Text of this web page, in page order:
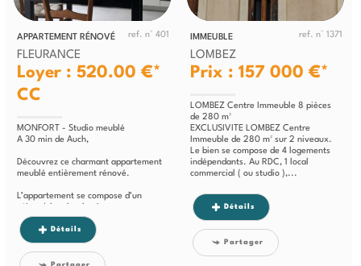
APPARTEMENT RÉNOVÉ ref. n° 401
FLEURANCE
Loyer : 520.00 €*
CC
MONFORT - Studio meublé
A 30 min de Auch,
Découvrez ce charmant appartement
meublé entièrement rénové.
L’appartement se compose d’un
Détails
IMMEUBLE ref. n° 1371
LOMBEZ
Prix : 157 000 €*
LOMBEZ Centre Immeuble 8 pièces
de 280 m²
EXCLUSIVITE LOMBEZ Centre
Immeuble de 280 m² sur 2 niveaux.
Le bien se compose de 4 logements
indépendants. Au RDC, 1 local
commercial ( ou studio ),...
Détails
Partager